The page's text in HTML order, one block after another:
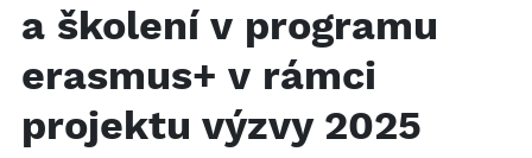
a školení v programu
erasmus+ v rámci
projektu výzvy 2025